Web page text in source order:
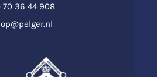
70 36 44 908